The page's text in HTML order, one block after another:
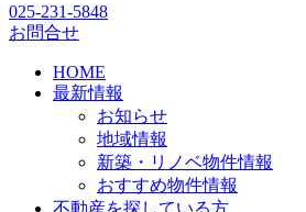
025-231-5848
お問合せ
HOME
最新情報
お知らせ
地域情報
新築・リノベ物件情報
おすすめ物件情報
不動産を探している方